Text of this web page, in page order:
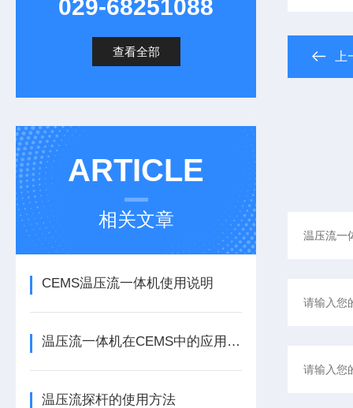
029-68251088
查看全部
ARTICLE
相关文章
CEMS温压流一体机使用说明
温压流一体机在CEMS中的应用原理与方法
温压流探杆的使用方法